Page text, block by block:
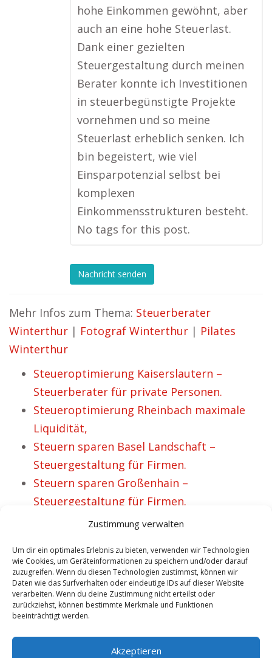
Zustimmung verwalten
Um dir ein optimales Erlebnis zu bieten, verwenden wir Technologien
wie Cookies, um Geräteinformationen zu speichern und/oder darauf
zuzugreifen. Wenn du diesen Technologien zustimmst, können wir
Daten wie das Surfverhalten oder eindeutige IDs auf dieser Website
verarbeiten. Wenn du deine Zustimmung nicht erteilst oder
zurückziehst, können bestimmte Merkmale und Funktionen
beeinträchtigt werden.
Akzeptieren
hohe Einkommen gewöhnt, aber
auch an eine hohe Steuerlast.
Dank einer gezielten
Steuergestaltung durch meinen
Berater konnte ich Investitionen
in steuerbegünstigte Projekte
vornehmen und so meine
Steuerlast erheblich senken. Ich
bin begeistert, wie viel
Einsparpotenzial selbst bei
komplexen
Einkommensstrukturen besteht.
No tags for this post.
Nachricht senden
Mehr Infos zum Thema: Steuerberater
Winterthur | Fotograf Winterthur | Pilates
Winterthur
Steueroptimierung Kaiserslautern –
Steuerberater für private Personen.
Steueroptimierung Rheinbach maximale
Liquidität,
Steuern sparen Basel Landschaft –
Steuergestaltung für Firmen.
Steuern sparen Großenhain –
Steuergestaltung für Firmen.
Steueroptimierung Steinheim –
Steuergestaltung für Unternehmer in
Schlieben.
Steuergestaltung Steuern sparen Pully – 25
glückliche Personen.
No tags for this post.